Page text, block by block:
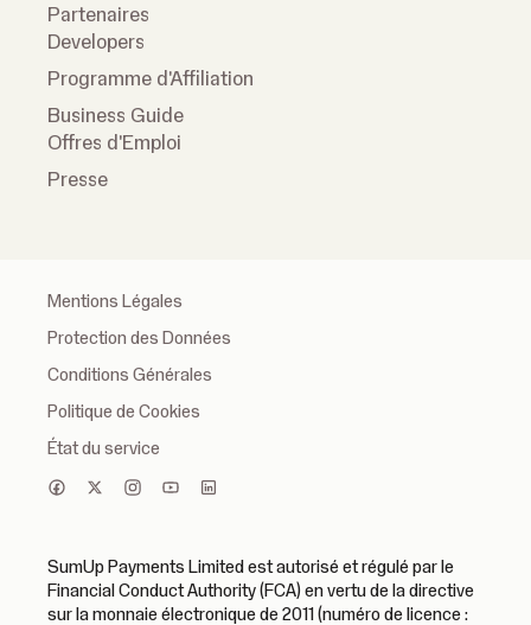
Partenaires
Developers
Programme d'Affiliation
Business Guide
Offres d'Emploi
Presse
Mentions Légales
Protection des Données
Conditions Générales
Politique de Cookies
État du service
SumUp Payments Limited est autorisé et régulé par le
Financial Conduct Authority (FCA) en vertu de la directive
sur la monnaie électronique de 2011 (numéro de licence :